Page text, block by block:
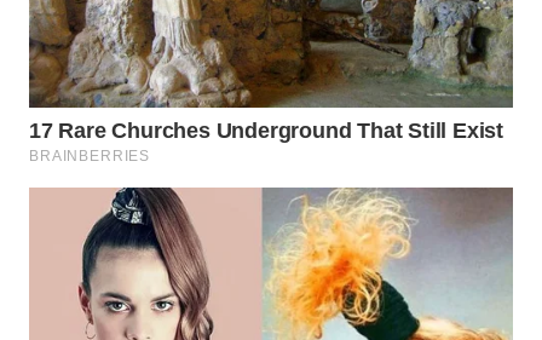
WN
SURABAYA
WN
NATUNA
BINTAN
WN
MANDALIKA